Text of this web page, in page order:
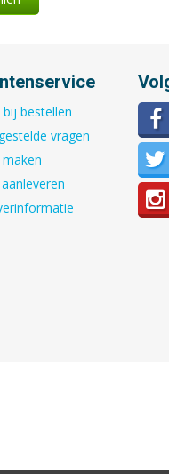
bij bestellen
vragen
maken